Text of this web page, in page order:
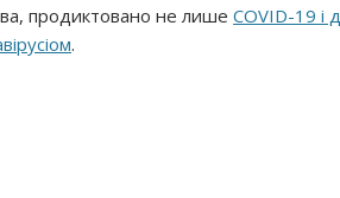
продиктовано не лише COVID-19 і
.